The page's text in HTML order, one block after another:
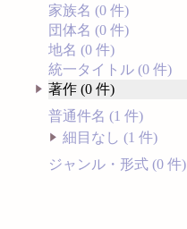
家族名 (0 件)
団体名 (0 件)
地名 (0 件)
統一タイトル (0 件)
著作 (0 件)
普通件名 (1 件)
細目なし (1 件)
ジャンル・形式 (0 件)